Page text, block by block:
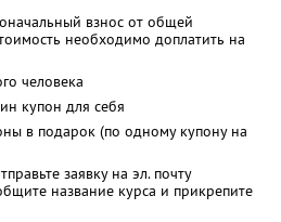
взнос от общей
необходимо доплатить на
человека
купон для себя
в подарок (по одному купону на
заявку на эл. почту
название курса и прикрепите